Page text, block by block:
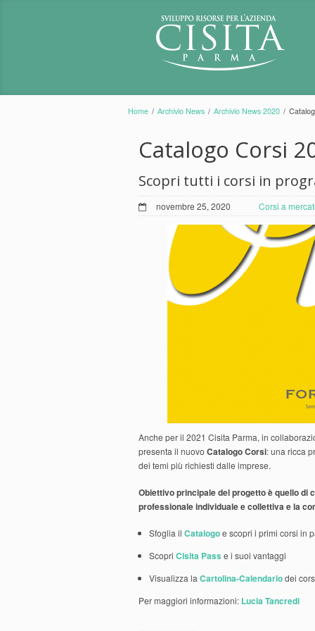
Home / Archivio News / Archivio News 2020 /
Catalogo Corsi
Scopri tutti i corsi in
novembre 25, 2020 Corsi a
Anche per il 2021 Cisita Parma, in
presenta il nuovo Catalogo Corsi: una ricca
dei temi più richiesti dalle imprese.
Obiettivo principale del progetto è quello
professionale individuale e collettiva e la
Sfoglia il Catalogoe scopri i primi corsi in
Scopri Cisita Pass e i suoi vantaggi
Visualizza la Cartolina-Calendariodei
Per maggiori informazioni: Lucia Tancredi